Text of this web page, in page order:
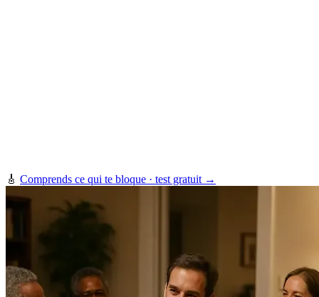
🎸 Comprends ce qui te bloque · test gratuit →